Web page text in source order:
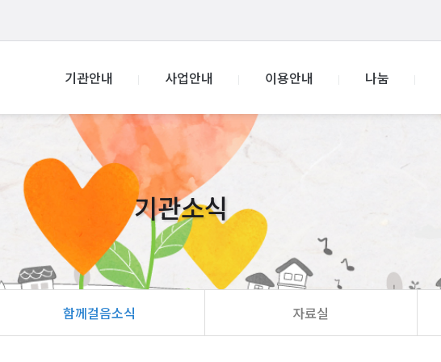
기관안내 사업안내 이용안내 나눔
기관소식
함께걸음소식 자료실